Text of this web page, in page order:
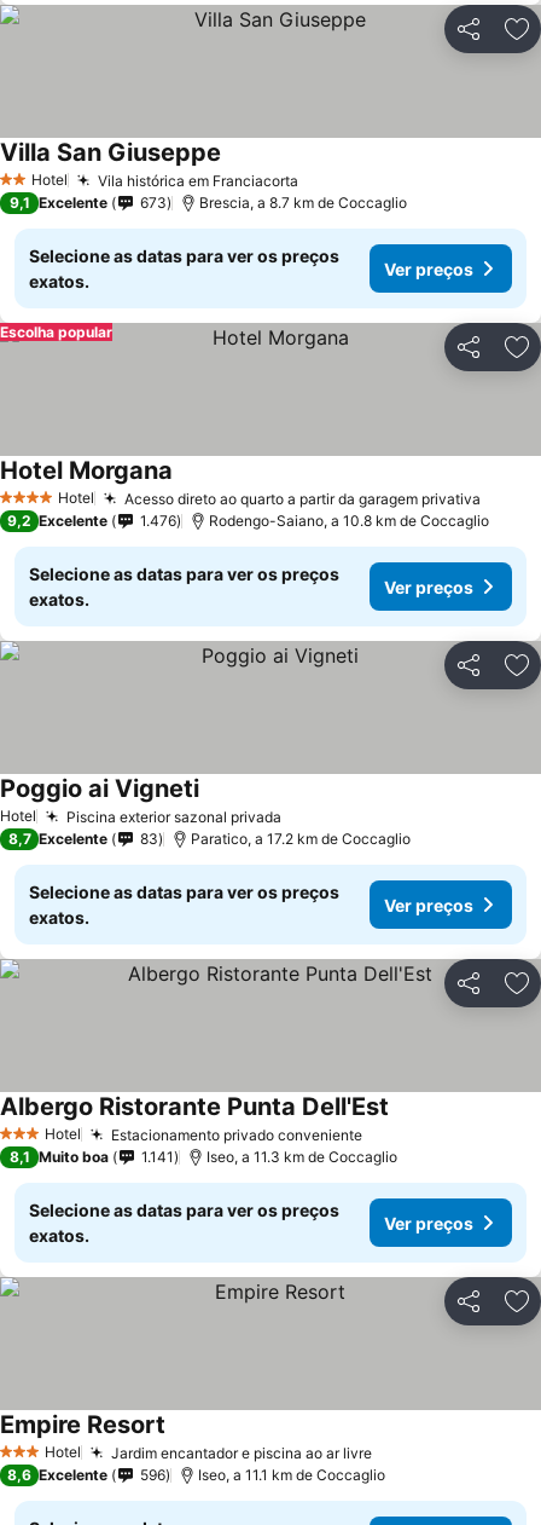
Partilhar
2 Estrelas
Hotel Vila histórica em Franciacorta
Villa San Giuseppe
9,1 Excelente 673 Brescia, a 8.7 km de Coccaglio
Selecione as datas para ver os preços
exatos.
Ver preços
Partilhar
Escolha popular
4 EstrelasHotel Acesso direto ao quarto a partir da garagem privativa
Hotel Morgana
9,2 Excelente 1.476 Rodengo-Saiano, a 10.8 km de Coccaglio
Selecione as datas para ver os preços
exatos.
Ver preços
Partilhar
Hotel Piscina exterior sazonal privada
Poggio ai VignetiVer preços
8,7 Excelente 83 Paratico, a 17.2 km de Coccaglio
Selecione as datas para ver os preços
exatos.
Ver preços
Partilhar
3 EstrelasHotel Estacionamento privado convenienteVer preços
Albergo Ristorante Punta Dell'Est
8,1 Muito boa 1.141 Iseo, a 11.3 km de Coccaglio
Selecione as datas para ver os preços
exatos.
Ver preços
Partilhar
3 EstrelasHotel Jardim encantador e piscina ao ar livreVer preços
Empire Resort
8,6 Excelente 596 Iseo, a 11.1 km de Coccaglio